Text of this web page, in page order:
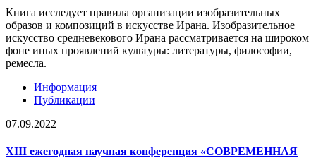
Книга исследует правила организации изобразительных
образов и композиций в искусстве Ирана. Изобразительное
искусство средневекового Ирана рассматривается на широком
фоне иных проявлений культуры: литературы, философии,
ремесла.
Информация
Публикации
07.09.2022
XIII ежегодная научная конференция «СОВРЕМЕННАЯ